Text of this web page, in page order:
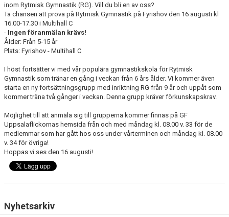
PARTNERS
TRYGG IDROTT
inom Rytmisk Gymnastik (RG). Vill du bli en av oss?
Ta chansen att prova på Rytmisk Gymnastik på Fyrishov den 16 augusti kl
16.00-17.30 i Multihall C
- Ingen föranmälan krävs!
Ålder: Från 5-15 år
Plats: Fyrishov - Multihall C
I höst fortsätter vi med vår populära gymnastikskola för Rytmisk
Gymnastik som tränar en gång i veckan från 6 års ålder. Vi kommer även
starta en ny fortsättningsgrupp med inriktning RG från 9 år och uppåt som
kommer träna två gånger i veckan. Denna grupp kräver förkunskapskrav.
Möjlighet till att anmäla sig till grupperna kommer finnas på GF
Uppsalaflickornas hemsida från och med måndag kl. 08.00 v. 33 för de
medlemmar som har gått hos oss under vårterminen och måndag kl. 08.00
v. 34 för övriga!
Hoppas vi ses den 16 augusti!
Nyhetsarkiv